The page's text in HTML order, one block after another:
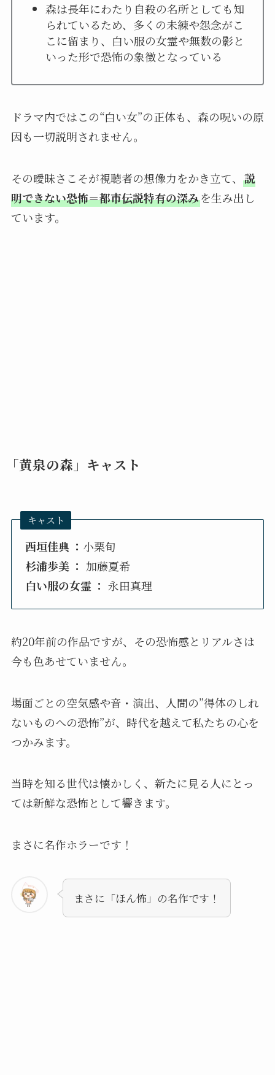
森は長年にわたり自殺の名所としても知
られているため、多くの未練や怨念がこ
こに留まり、白い服の女霊や無数の影と
いった形で恐怖の象徴となっている
ドラマ内ではこの“白い女”の正体も、森の呪いの原
因も一切説明されません。
その曖昧さこそが視聴者の想像力をかき立て、 説
明できない恐怖＝都市伝説特有の深みを生み出し
ています。
「黄泉の森」キャスト
キャスト
西垣佳典 ： 小栗旬
杉浦歩美 ： 加藤夏希
白い服の女霊 ： 永田真理
約20年前の作品ですが、その恐怖感とリアルさは
今も色あせていません。
場面ごとの空気感や音・演出、人間の”得体のしれ
ないものへの恐怖”が、時代を越えて私たちの心を
つかみます。
当時を知る世代は懐かしく、新たに見る人にとっ
ては新鮮な恐怖として響きます。
まさに名作ホラーです！
まさに「ほん怖」の名作です！